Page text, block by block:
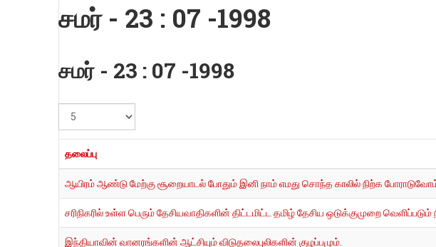
சமர் - 23 : 07 -1998
சமர் - 23 : 07 -1998
காட்டுக
தலைப்பு
ஆயிரம் ஆண்டு மேற்கு சூறையாடல் போதும் இனி நாம் எமது சொந்த காலில் நிற்க
சரிநிகரில் உள்ள பெரும் தேசியவாதிகளின் திட்டமிட்ட தமிழ் தேசிய ஒடுக்குமுறை வெளிப்படும்
இந்தியாவின் வானரங்களின் ஆட்சியும் விடுதலைபுலிகளின் குழப்பமும்.